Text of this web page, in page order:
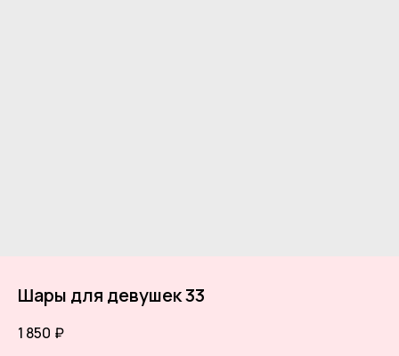
Шары для девушек 33
1 850 ₽